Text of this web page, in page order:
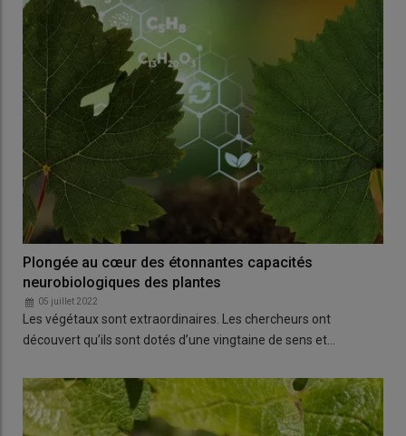
Plongée au cœur des étonnantes capacités
neurobiologiques des plantes
05 juillet 2022
Les végétaux sont extraordinaires. Les chercheurs ont
découvert qu’ils sont dotés d’une vingtaine de sens et…